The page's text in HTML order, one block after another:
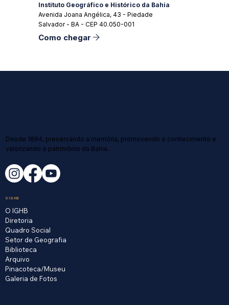
Instituto Geográfico e Histórico da Bahia
Avenida Joana Angélica, 43 - Piedade
Salvador - BA - CEP 40.050-001
Como chegar
Desde 1894, preservando a memória, promovendo o conhecimento e
valorizando o patrimônio da Bahia.
O IGHB
O IGHB
Diretoria
Quadro Social
Setor de Geografia
Biblioteca
Arquivo
Pinacoteca/Museu
Galeria de Fotos